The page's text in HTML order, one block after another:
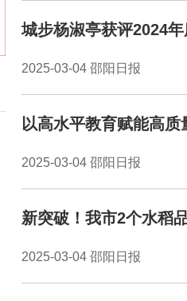
城步杨淑亭获评2024
2025-03-04 邵阳日报
以高水平教育赋能高质
2025-03-04 邵阳日报
新突破！我市2个水稻
2025-03-04 邵阳日报